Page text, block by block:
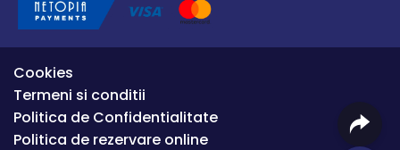
Cookies
Termeni si conditii
Politica de Confidentialitate
Politica de rezervare online